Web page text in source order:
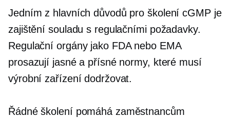
Jedním z hlavních důvodů pro školení cGMP je
zajištění souladu s regulačními požadavky.
Regulační orgány jako FDA nebo EMA
prosazují jasné a přísné normy, které musí
výrobní zařízení dodržovat.
Řádné školení pomáhá zaměstnancům